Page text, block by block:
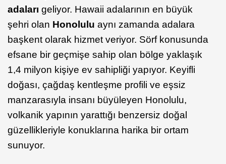
adaları geliyor. Hawaii adalarının en büyük
şehri olan Honolulu aynı zamanda adalara
başkent olarak hizmet veriyor. Sörf konusunda
efsane bir geçmişe sahip olan bölge yaklaşık
1,4 milyon kişiye ev sahipliği yapıyor. Keyifli
doğası, çağdaş kentleşme profili ve eşsiz
manzarasıyla insanı büyüleyen Honolulu,
volkanik yapının yarattığı benzersiz doğal
güzellikleriyle konuklarına harika bir ortam
sunuyor.